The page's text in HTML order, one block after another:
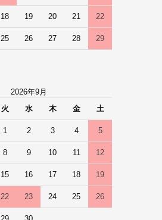
18 19 20 21 22
25 26 27 28 29
2026年9月
火 水 木 金 土
1 2 3 4 5
8 9 10 11 12
15 16 17 18 19
22 23 24 25 26